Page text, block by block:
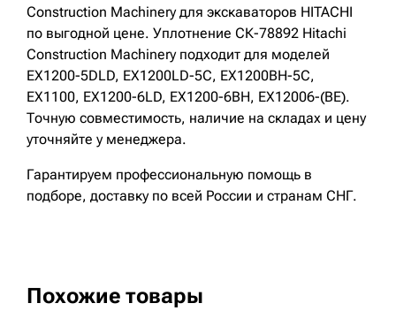
Construction Machinery для экскаваторов HITACHI
по выгодной цене. Уплотнение СК-78892 Hitachi
Construction Machinery подходит для моделей
EX1200-5DLD, EX1200LD-5C, EX1200BH-5C,
EX1100, EX1200-6LD, EX1200-6BH, EX12006-(BE).
Точную совместимость, наличие на складах и цену
уточняйте у менеджера.
Гарантируем профессиональную помощь в
подборе, доставку по всей России и странам СНГ.
Похожие товары